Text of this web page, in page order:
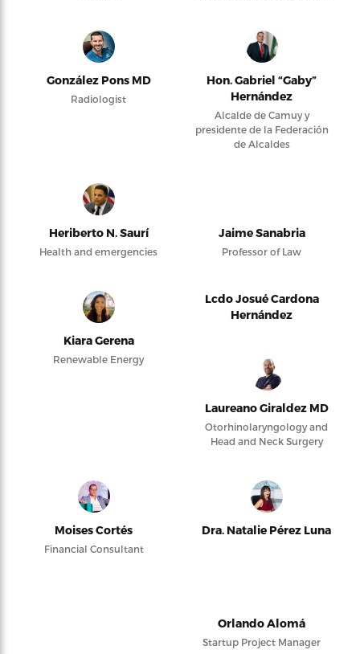
González Pons MD
Radiologist
Hon. Gabriel “Gaby”
Hernández
Alcalde de Camuy y
presidente de la Federación
de Alcaldes
Heriberto N. Saurí
Health and emergencies
Jaime Sanabria
Professor of Law
Kiara Gerena
Renewable Energy
Lcdo Josué Cardona
Hernández
Laureano Giraldez MD
Otorhinolaryngology and
Head and Neck Surgery
Moises Cortés
Financial Consultant
Dra. Natalie Pérez Luna
Orlando Alomá
Startup Project Manager